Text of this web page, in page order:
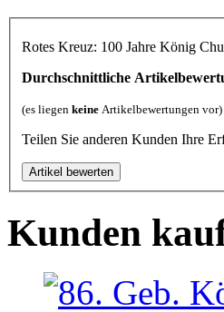
Rotes Kreuz: 100 Jahre König
Durchschnittliche
(es liegen keine Artikelbewertungen vor)
Teilen Sie anderen Kunden Ihre
Kunden